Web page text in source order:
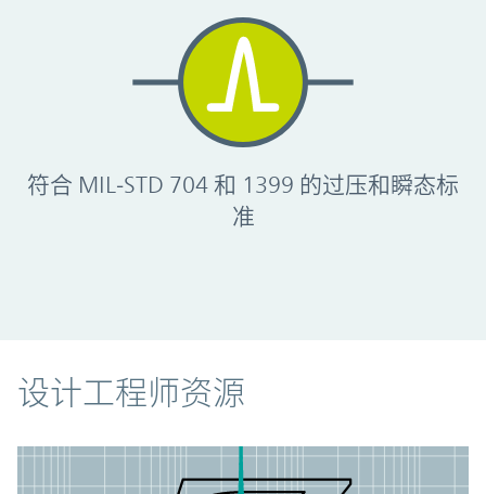
符合 MIL‑STD 704 和 1399 的过压和瞬态标
准
资源
设计工程师资源